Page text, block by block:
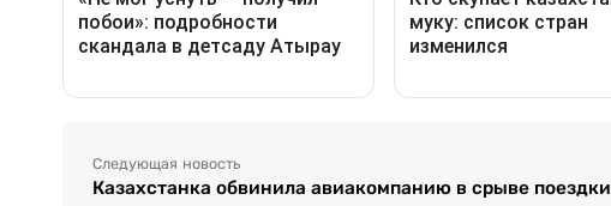
Следующая новость
Казахстанка обвинила авиакомпанию в срыве поездки